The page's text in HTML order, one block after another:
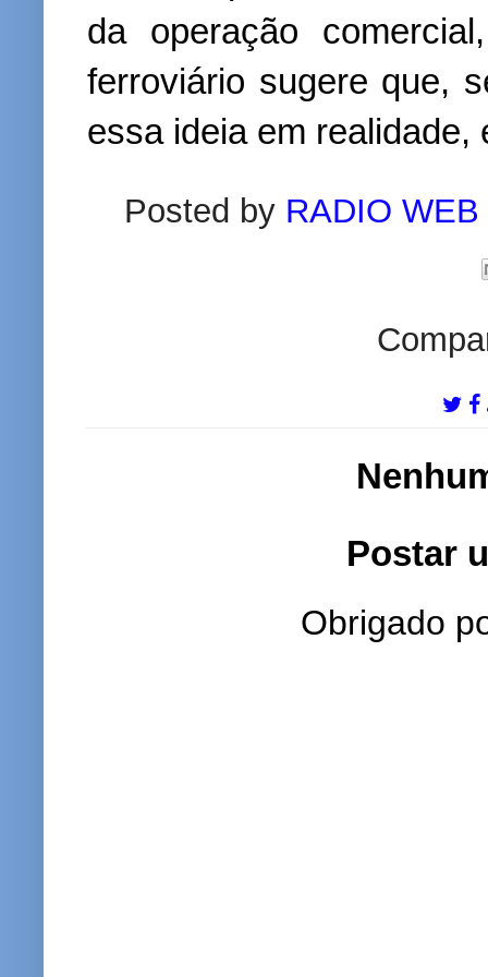
da operação
ferroviário sugere que,
essa ideia em
Posted by RADIO
Postar
Obrigado